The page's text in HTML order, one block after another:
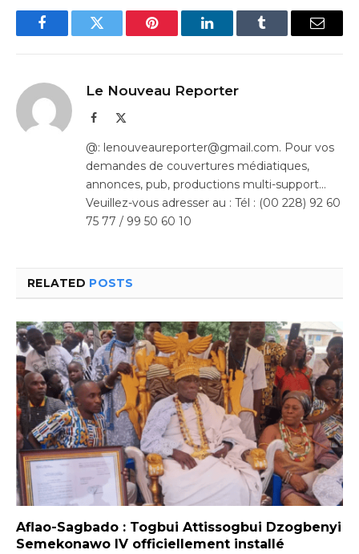
FacebookTwitter Pinterest LinkedInTumblr Email
Le Nouveau Reporter
Facebook
@: lenouveaureporter@gmail.com. Pour vos
demandes de couvertures médiatiques,
annonces, pub, productions multi-support…
Veuillez-vous adresser au : Tél : (00 228) 92 60
75 77 / 99 50 60 10
RELATED POSTS
Aflao-Sagbado : Togbui Attissogbui Dzogbenyi
Semekonawo IV officiellement installé